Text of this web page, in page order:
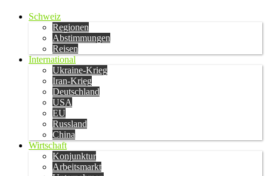
Schweiz
Regionen
Abstimmungen
Reisen
International
Ukraine-Krieg
Iran-Krieg
Deutschland
USA
EU
Russland
China
Wirtschaft
Konjunktur
Arbeitsmarkt